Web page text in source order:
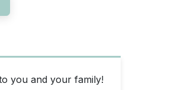
you and your family!